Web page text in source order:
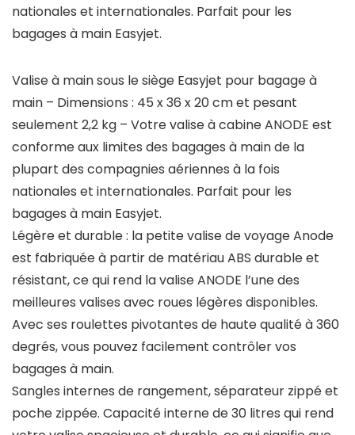
nationales et internationales. Parfait pour les
bagages à main Easyjet.
Valise à main sous le siège Easyjet pour bagage à
main – Dimensions : 45 x 36 x 20 cm et pesant
seulement 2,2 kg – Votre valise à cabine ANODE est
conforme aux limites des bagages à main de la
plupart des compagnies aériennes à la fois
nationales et internationales. Parfait pour les
bagages à main Easyjet.
Légère et durable : la petite valise de voyage Anode
est fabriquée à partir de matériau ABS durable et
résistant, ce qui rend la valise ANODE l’une des
meilleures valises avec roues légères disponibles.
Avec ses roulettes pivotantes de haute qualité à 360
degrés, vous pouvez facilement contrôler vos
bagages à main.
Sangles internes de rangement, séparateur zippé et
poche zippée. Capacité interne de 30 litres qui rend